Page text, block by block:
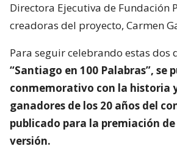
Directora Ejecutiva de Fundación
creadoras del proyecto, Carmen
Para seguir celebrando estas dos
“Santiago en 100 Palabras”, se
conmemorativo con la historia
ganadores de los 20 años del
publicado para la premiación
versión.